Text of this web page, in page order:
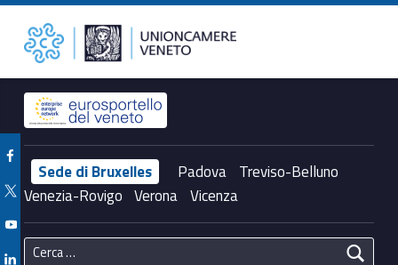
HORIZON-MISS-2024-CIT-01-03 – Unioncamere del Veneto Unioncamere del Veneto
Header info sidebar
Sede di Bruxelles Padova Treviso-Belluno
Venezia-Rovigo Verona Vicenza
Facebook Unioncamere Veneto
Twitter Unioncamere Veneto
Youtube Unioncamere Veneto
Linkedin Unioncamere Veneto
Ricerca per: